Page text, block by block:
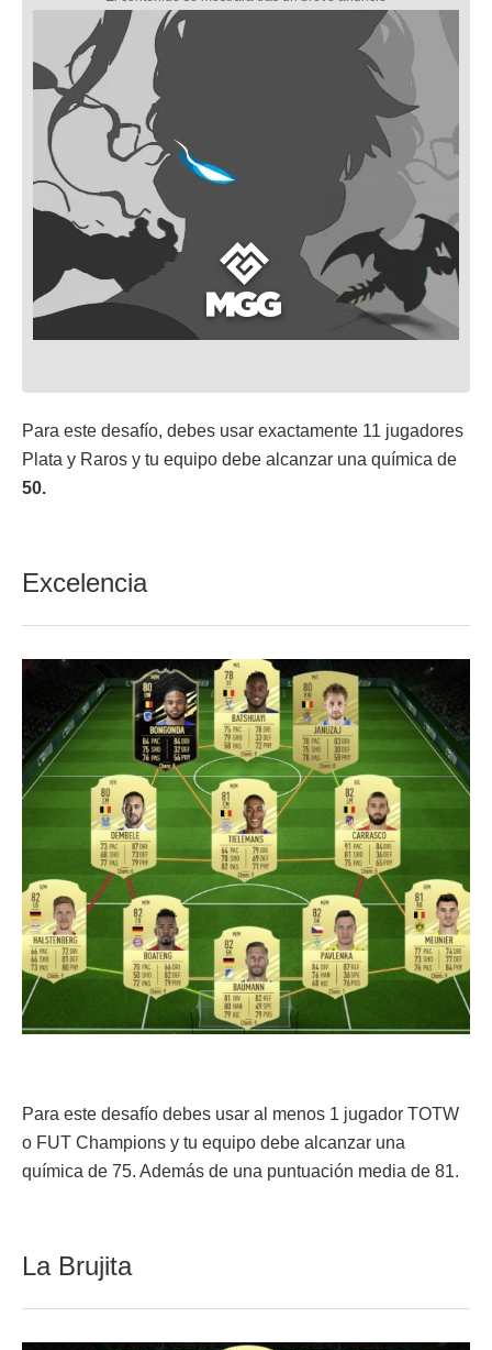
Para este desafío, debes usar exactamente 11 jugadores
Plata y Raros y tu equipo debe alcanzar una química de
50.
Excelencia
Para este desafío debes usar al menos 1 jugador TOTW
o FUT Champions y tu equipo debe alcanzar una
química de 75. Además de una puntuación media de 81.
La Brujita